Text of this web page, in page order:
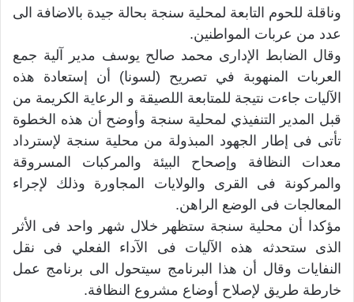
وناقلة للحوم التابعة لمحلية سنجة بحالة جيدة بالاضافة الى
عدد من عربات المواطنين.
وقال الضابط الإدارى محمد صالح يوسف مدير آلية جمع
العربات المنهوبة في تصريح (لسونا) أن إستعادة هذه
الآليات جاءت نتيجة للمتابعة اللصيقة و الرعاية الكريمة من
قبل المدير التنفيذي لمحلية سنجة وأوضح أن هذه الخطوة
تأتى فى إطار الجهود المبذولة من محلية سنجة لإسترداد
معدات النظافة وإصحاح البيئة والمركبات المسروقة
والمركونة فى القرى والولايات المجاورة وذلك لإجراء
المعالجات فى الوضع الراهن.
مؤكدا أن محلية سنجة ستظهر خلال شهر واحد فى الأثر
الذى ستحدثه هذه الآليات فى الآداء الفعلي فى نقل
النفايات وقال أن هذا البرنامج سيتحول الى برنامج عمل
خارطة طريق لإصلاح أوضاع مشروع النظافة.